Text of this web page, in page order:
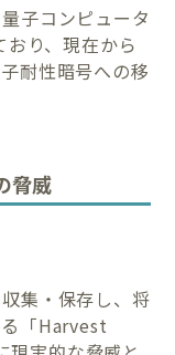
子コンピュータ
り、現在から
耐性暗号への移
脅威
集・保存し、将
「Harvest